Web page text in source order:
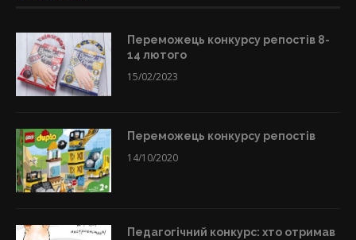
Переможець конкурсу репостів 8-
14 лютого
15/02/2023
Переможець конкурсу репостів
14/10/2020
Педагогічний конкурс: хто отримав